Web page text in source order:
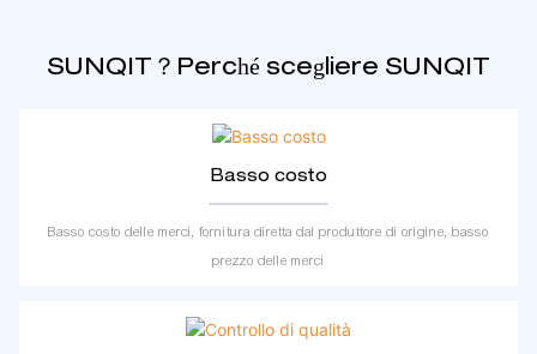
SUNQIT？Perché scegliere SUNQIT
Basso costo
Basso costo delle merci, fornitura diretta dal produttore di origine, basso
prezzo delle merci